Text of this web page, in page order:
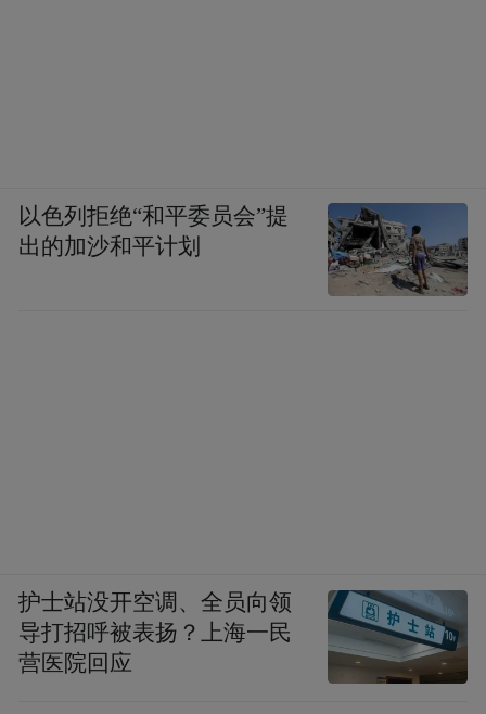
以色列拒绝“和平委员会”提
出的加沙和平计划
护士站没开空调、全员向领
导打招呼被表扬？上海一民
营医院回应